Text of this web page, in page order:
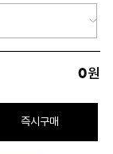
0원
즉시구매